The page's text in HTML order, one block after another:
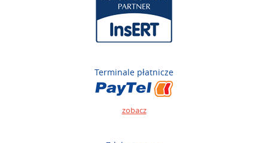
Terminale płatnicze
zobacz